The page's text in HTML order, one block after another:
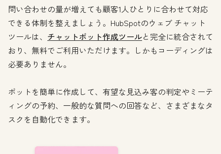
問い合わせの量が増えても顧客1人ひとりに合わせて対応
できる体制を整えましょう。HubSpotのウェブ チャット
ツールは、 チャットボット作成ツールと完全に統合されて
おり、無料でご利用いただけます。しかもコーディングは
必要ありません。
ボットを簡単に作成して、有望な見込み客の判定やミーテ
ィングの予約、一般的な質問への回答など、さまざまなタ
スクを自動化できます。